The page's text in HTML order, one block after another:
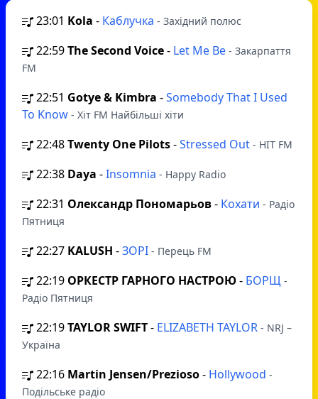
23:01 Kola - Каблучка - Західний полюс
22:59The Second Voice- Let Me Be - Закарпаття
FM
22:51 Gotye & Kimbra -Somebody That I Used
To Know - Хіт FM Найбільші хіти
22:48Twenty One Pilots-Stressed Out - HIT FM
22:38 Daya -Insomnia - Happy Radio
22:31 Олександр Пономарьов- Кохати - Радіо
Пятниця
22:27 KALUSH -ЗОРІ - Перець FM
22:19 ОРКЕСТР ГАРНОГО НАСТРОЮ- БОРЩ -
Радіо Пятниця
22:19TAYLOR SWIFT- ELIZABETH TAYLOR - NRJ –
Україна
22:16 Martin Jensen/Prezioso- Hollywood -
Подільське радіо